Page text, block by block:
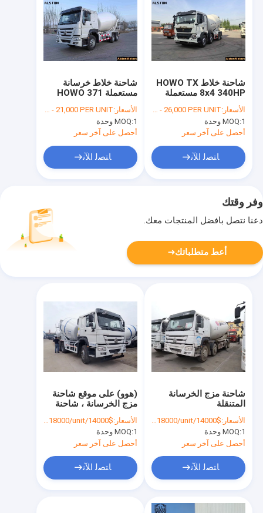
شاحنة خلاط خرسانة
مستعملة HOWO 371
للبيع في غيانا
الأسعار:FOB USD $17,000 - 21,000 PER UNIT
MOQ:1 وحدة
أحصل على آخر سعر
ﺎﺘﺼﻟ ﺍﻶﻧ
شاحنة خلاط HOWO TX
8x4 340HP مستعملة
للبيع في دولة الإمارات
العربية المتحدة اليورو 5
الأسعار:FOB USD 20,000 - 26,000 PER UNIT
MOQ:1 وحدة
أحصل على آخر سعر
ﺎﺘﺼﻟ ﺍﻶﻧ
وفر وقتك
دعنا نتصل بأفضل المنتجات معك.
أعط متطلباتك
(هوو) على موقع شاحنة
مزج الخرسانة ، شاحنة
مزج الخرسانة
الأسعار:$14000/unit-$18000/unit
MOQ:1 وحدة
أحصل على آخر سعر
ﺎﺘﺼﻟ ﺍﻶﻧ
شاحنة مزج الخرسانة
المتنقلة
الأسعار:$14000/unit-$18000/unit
MOQ:1 وحدة
أحصل على آخر سعر
ﺎﺘﺼﻟ ﺍﻶﻧ